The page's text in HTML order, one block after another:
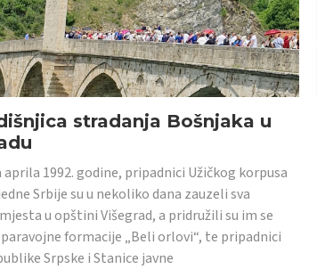
stradanja Bošnjaka u
1992. godine, pripadnici Užičkog korpusa
Srbije su u nekoliko dana zauzeli sva
u opštini Višegrad, a pridružili su im se
formacije „Beli orlovi“, te pripadnici
Srpske i Stanice javne